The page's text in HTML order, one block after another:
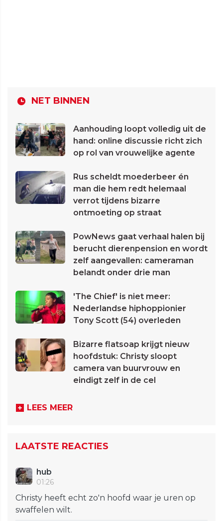
NET BINNEN
Aanhouding loopt volledig uit de
hand: online discussie richt zich
op rol van vrouwelijke agente
Rus scheldt moederbeer én
man die hem redt helemaal
verrot tijdens bizarre
ontmoeting op straat
PowNews gaat verhaal halen bij
berucht dierenpension en wordt
zelf aangevallen: cameraman
belandt onder drie man
'The Chief' is niet meer:
Nederlandse hiphoppionier
Tony Scott (54) overleden
Bizarre flatsoap krijgt nieuw
hoofdstuk: Christy sloopt
camera van buurvrouw en
eindigt zelf in de cel
LEES MEER
LAATSTE REACTIES
hub
01:26
Christy heeft echt zo'n hoofd waar je uren op
swaffelen wilt.